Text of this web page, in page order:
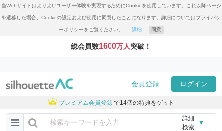
当Webサイトはよりよいユーザー体験を実現するためにCookieを使用しています。これ以降ページ
を遷移した場合、Cookieの設定および使用に同意したことになります。詳細についてはプライバシ
ーポリシーをご覧ください。 詳細 同意
総会員数1600万人突破！
会員登録 ログイン
プレミアム会員登録 で14個の特典をゲット
詳細
検索
▼